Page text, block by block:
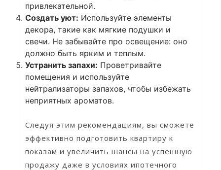
привлекательной.
Создать уют: Используйте элементы
декора, такие как мягкие подушки и
свечи. Не забывайте про освещение: оно
должно быть ярким и теплым.
Устранить запахи: Проветривайте
помещения и используйте
нейтрализаторы запахов, чтобы избежать
неприятных ароматов.
Следуя этим рекомендациям, вы сможете
эффективно подготовить квартиру к
показам и увеличить шансы на успешную
продажу даже в условиях ипотечного